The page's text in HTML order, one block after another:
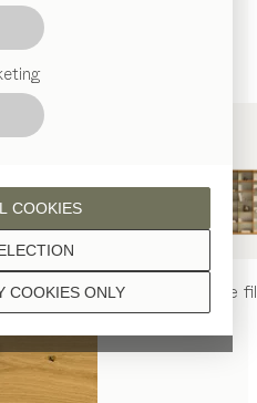
COOKIES ONLY
COOKIES
chaisenya rayonnage